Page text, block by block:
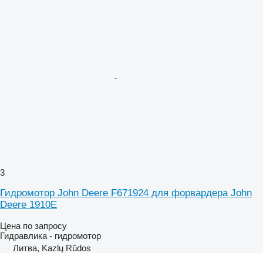
3
Гидромотор John Deere F671924 для форвардера John
Deere 1910E
Цена по запросу
Гидравлика - гидромотор
Литва, Kazlų Rūdos